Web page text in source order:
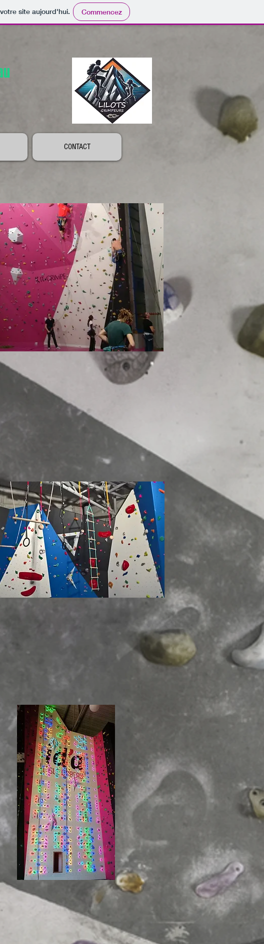
site aujourd'hui. Commencez
CONTACT